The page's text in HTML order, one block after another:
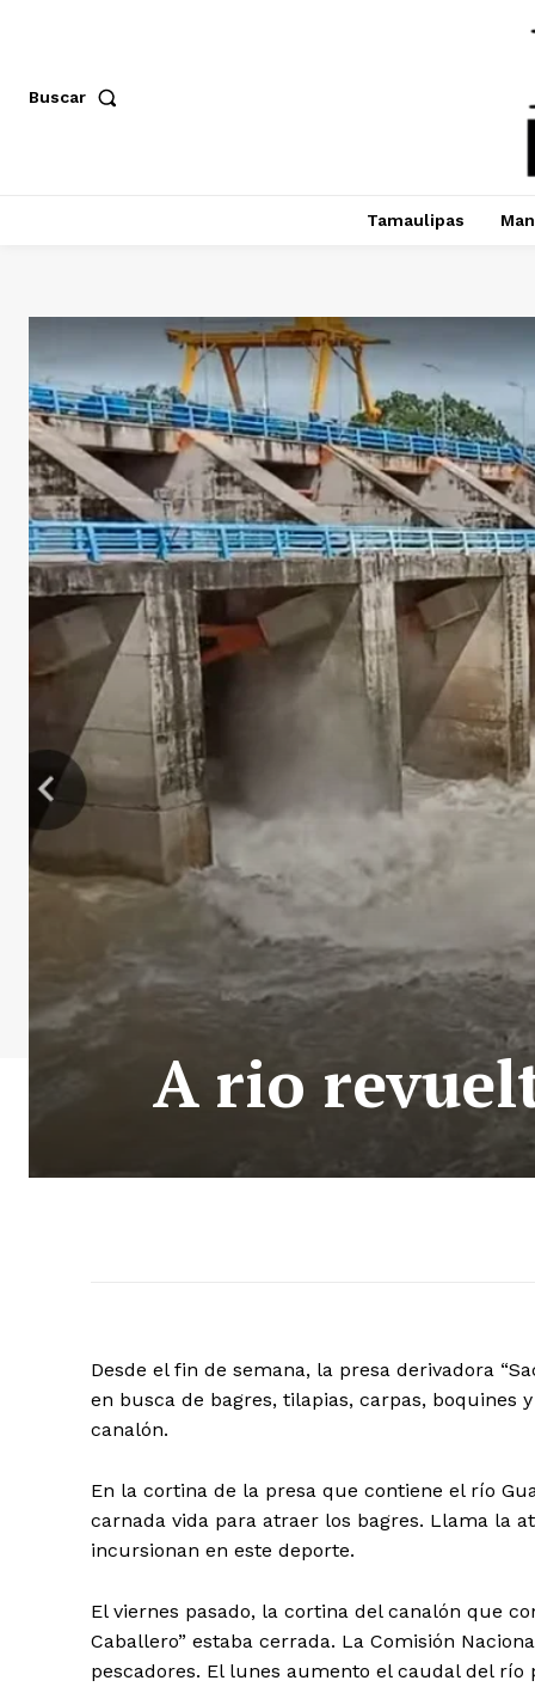
Buscar
Tamaulipas
A rio
Desde el fin de semana, la presa derivadora
en busca de bagres, tilapias, carpas, boquines
canalón.
En la cortina de la presa que contiene el río
carnada vida para atraer los bagres. Llama la
incursionan en este deporte.
El viernes pasado, la cortina del canalón que
Caballero” estaba cerrada. La Comisión
pescadores. El lunes aumento el caudal del